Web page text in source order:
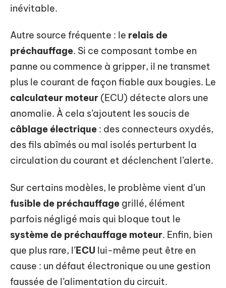
inévitable.
Autre source fréquente : le relais de
préchauffage. Si ce composant tombe en
panne ou commence à gripper, il ne transmet
plus le courant de façon fiable aux bougies. Le
calculateur moteur (ECU) détecte alors une
anomalie. À cela s’ajoutent les soucis de
câblage électrique : des connecteurs oxydés,
des fils abîmés ou mal isolés perturbent la
circulation du courant et déclenchent l’alerte.
Sur certains modèles, le problème vient d’un
fusible de préchauffage grillé, élément
parfois négligé mais qui bloque tout le
système de préchauffage moteur. Enfin, bien
que plus rare, l’ECU lui-même peut être en
cause : un défaut électronique ou une gestion
faussée de l’alimentation du circuit.